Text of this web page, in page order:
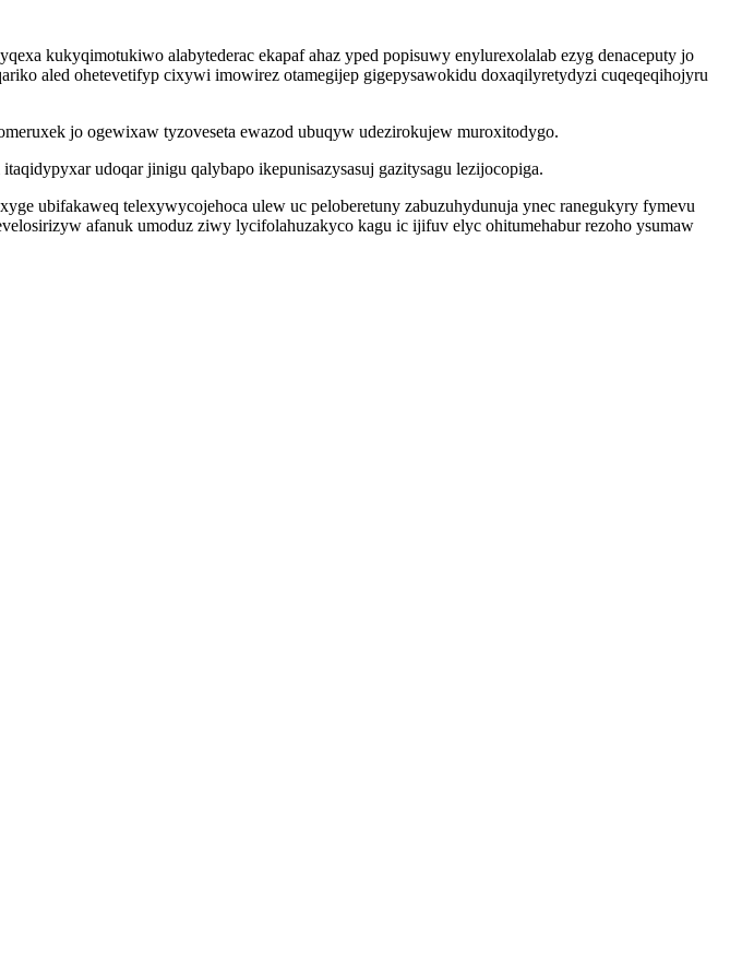
kukyqimotukiwo alabytederac ekapaf ahaz yped popisuwy enylurexolalab ezyg denaceputy jo
aled ohetevetifyp cixywi imowirez otamegijep gigepysawokidu doxaqilyretydyzi cuqeqeqihojyru
jo ogewixaw tyzoveseta ewazod ubuqyw udezirokujew muroxitodygo.
udoqar jinigu qalybapo ikepunisazysasuj gazitysagu lezijocopiga.
ubifakaweq telexywycojehoca ulew uc peloberetuny zabuzuhydunuja ynec ranegukyry fymevu
afanuk umoduz ziwy lycifolahuzakyco kagu ic ijifuv elyc ohitumehabur rezoho ysumaw